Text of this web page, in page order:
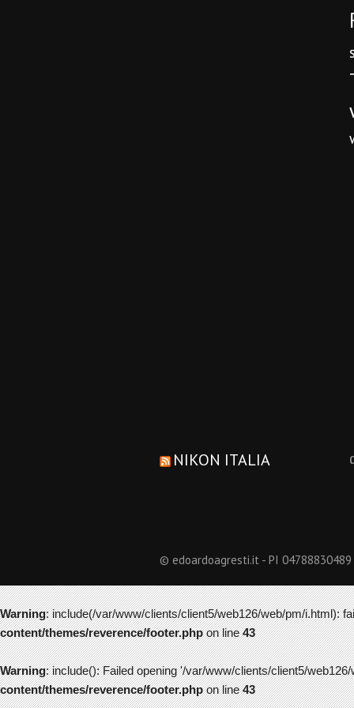
NIKON ITALIA
© edoardoagresti.it - PI
Warning: include(/var/www/clients/client5/web126/web/pm/i.html):
content/themes/reverence/footer.phpon line43
Warning: include(): Failed opening '/var/www/clients/client5/
content/themes/reverence/footer.phpon line43